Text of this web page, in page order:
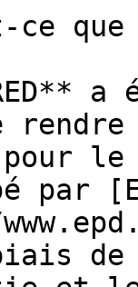
que
par
de